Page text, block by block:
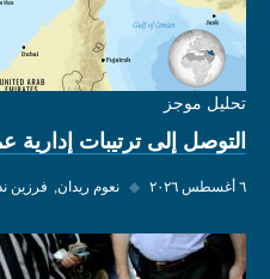
تحليل موجز
التوصل إلى ترتيبات
٦ أغسطس ٢٠٢٦ ◆ نعوم ريدان فرزين